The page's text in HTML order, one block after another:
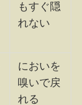
もすぐ隠
れない
においを
嗅いで戻
れる